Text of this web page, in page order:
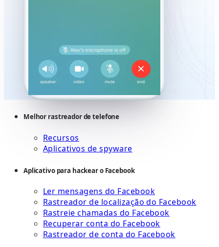
Melhor rastreador de telefone
Recursos
Aplicativos de spyware
Aplicativo para hackear o Facebook
Ler mensagens do Facebook
Rastreador de localização do Facebook
Rastreie chamadas do Facebook
Recuperar conta do Facebook
Rastreador de conta do Facebook